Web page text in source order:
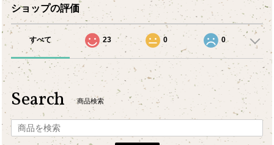
ショップの評価
すべて 23 0 0
Search 商品検索